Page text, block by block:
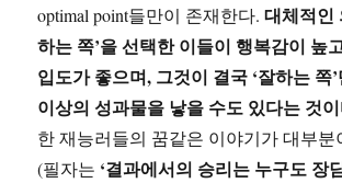
optimal point들만이 존재한다.대체적인
하는 쪽’을 선택한 이들이 행복감이 높
입도가 좋으며, 그것이 결국 ‘잘하는 쪽
이상의 성과물을 낳을 수도 있다는 것
한 재능러들의 꿈같은 이야기가 대부분
(필자는 ‘결과에서의 승리는 누구도 장